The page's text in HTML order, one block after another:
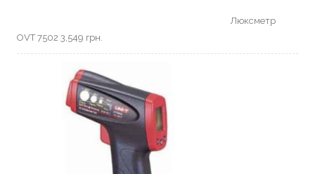
Люксметр
OVT 7502 3,549 грн.